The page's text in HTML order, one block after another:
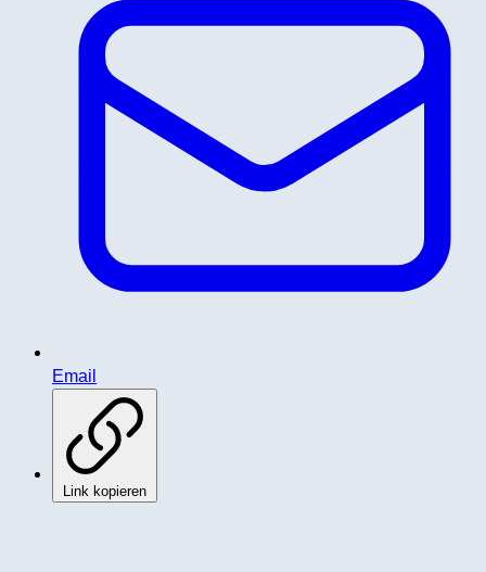
Email
Link kopieren